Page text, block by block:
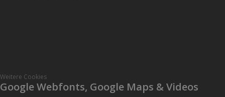
Weitere Cookies
Google Webfonts, Google Maps & Videos